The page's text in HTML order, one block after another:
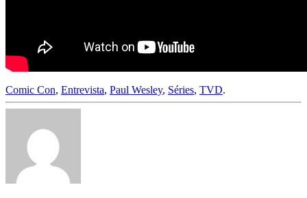
Comic Con, Entrevista, Paul Wesley, Séries, TVD.